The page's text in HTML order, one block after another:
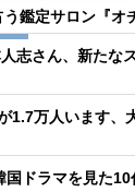
鑑定サロン『オ
人志さん、新たな
1.7万人います、
国ドラマを見た